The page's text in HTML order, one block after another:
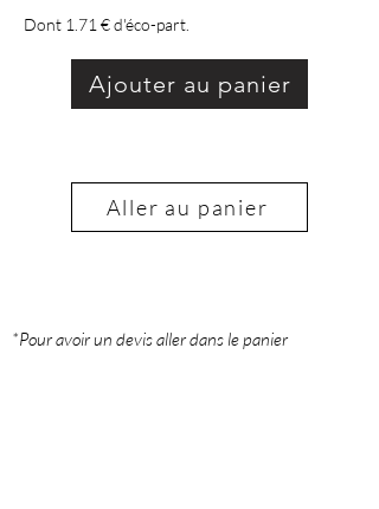
Dont 1.71 € d'éco-part.
Ajouter au panier
Aller au panier
*Pour avoir un devis aller dans le panier